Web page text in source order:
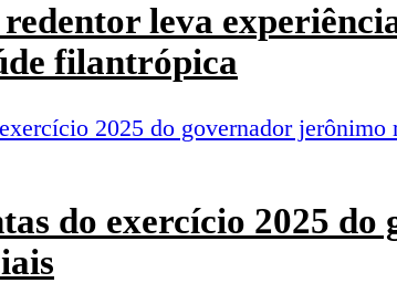
leva
filantrópica
do exercício 2025